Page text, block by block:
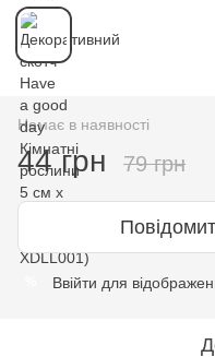
Немає в наявності
44 грн 79 грн
Ввійти для